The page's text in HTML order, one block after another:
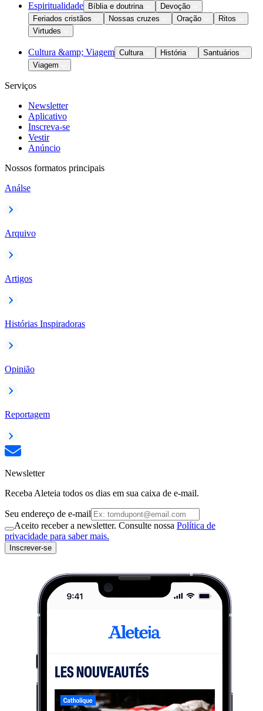
Espiritualidade Bíblia e doutrina
Devoção
Feriados cristãos
Nossas cruzes Oração
Ritos
Virtudes
Cultura &amp; Viagem Cultura História
Santuários
Viagem
Serviços
Newsletter
Aplicativo
Inscreva-se
Vestir
Anúncio
Nossos formatos principais
Análse
Arquivo
Artigos
Histórias Inspiradoras
Opinião
Reportagem
Newsletter
Receba Aleteia todos os dias em sua caixa de e-mail.
Seu endereço de e-mail
Aceito receber a newsletter. Consulte nossa Política de
privacidade para saber mais.
Inscrever-se